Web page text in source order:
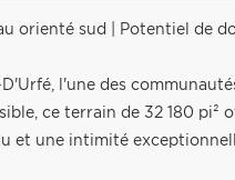
orienté sud | Potentiel de
l'une des
ce terrain de 32 180 pi²
et une intimité